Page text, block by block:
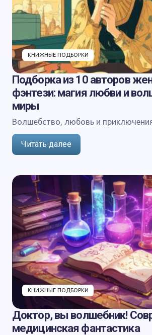
КНИЖНЫЕ ПОДБОРКИ
Подборка из 10 авторов
фэнтези: магия любви и
миры
Волшебство, любовь и
Читать далее
КНИЖНЫЕ ПОДБОРКИ
Доктор, вы волшебник!
медицинская фантастика